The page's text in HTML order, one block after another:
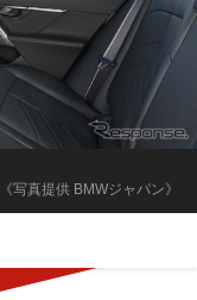
《写真提供 BMWジャパン》